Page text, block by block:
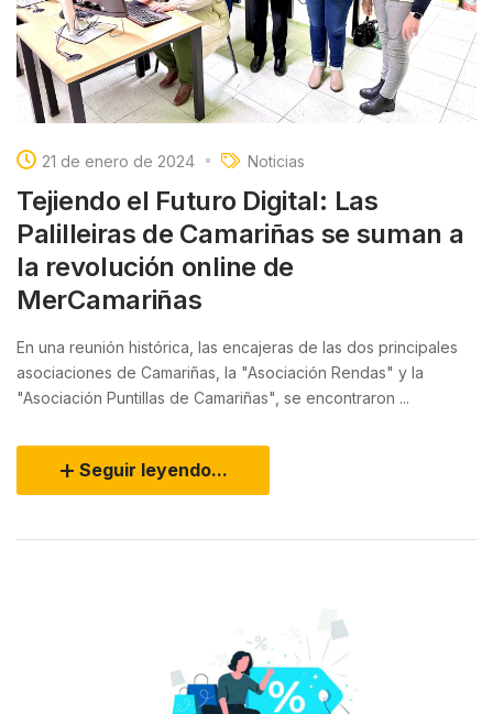
21 de enero de 2024 Noticias
Tejiendo el Futuro Digital: Las
Palilleiras de Camariñas se suman a
la revolución online de
MerCamariñas
En una reunión histórica, las encajeras de las dos principales
asociaciones de Camariñas, la "Asociación Rendas" y la
"Asociación Puntillas de Camariñas", se encontraron ...
Seguir leyendo...